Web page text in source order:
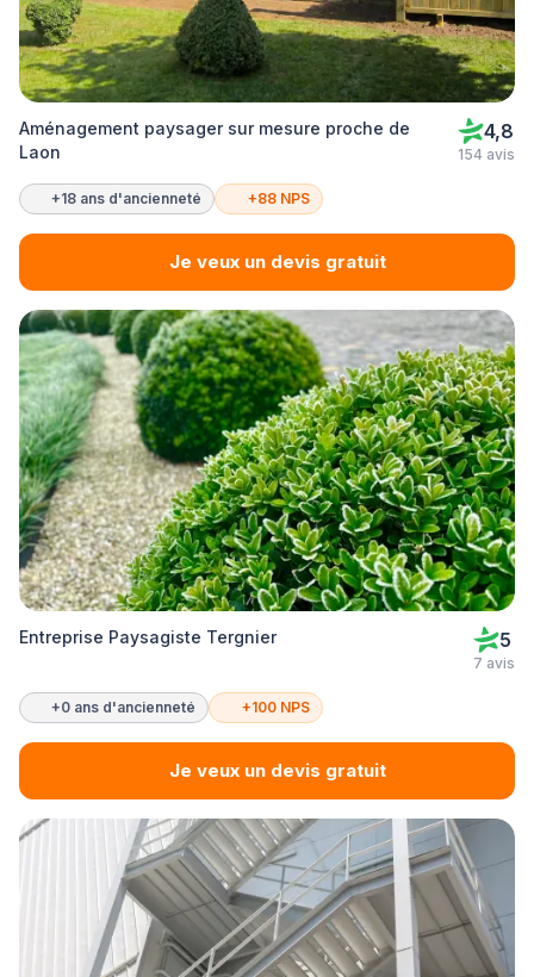
Aménagement paysager sur mesure proche de
Laon
4,8
154 avis
+18 ans d'ancienneté +88 NPS
Je veux un devis gratuit
Entreprise Paysagiste Tergnier 5
7 avis
+0 ans d'ancienneté +100 NPS
Je veux un devis gratuit